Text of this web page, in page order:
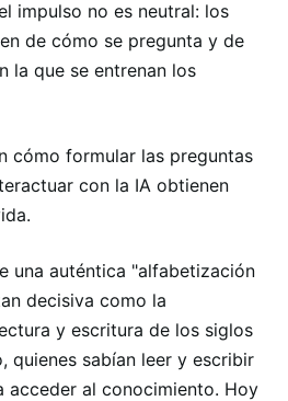
impulso no es neutral: los
de cómo se pregunta y de
la que se entrenan los
cómo formular las preguntas
con la IA obtienen
una auténtica "alfabetización
decisiva como la
y escritura de los siglos
quienes sabían leer y escribir
acceder al conocimiento. Hoy